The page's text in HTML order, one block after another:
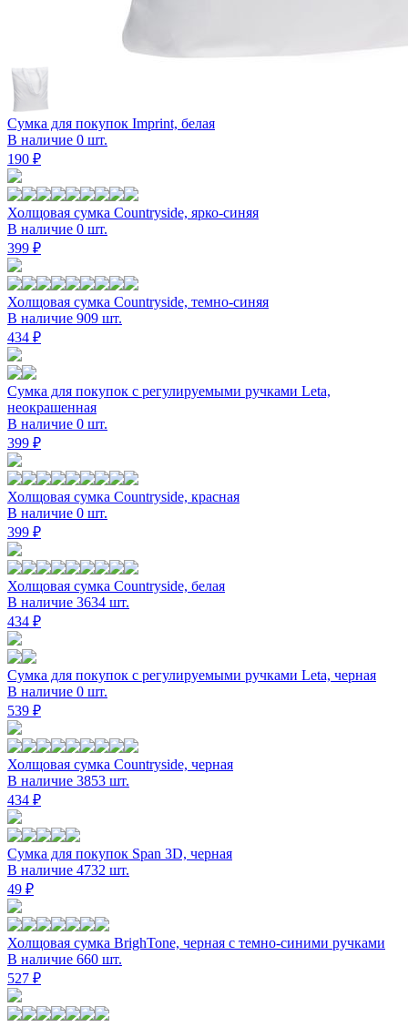
Сумка для покупок Imprint, белая
В наличие 0 шт.
190 ₽
Холщовая сумка Countryside, ярко-синяя
В наличие 0 шт.
399 ₽
Холщовая сумка Countryside, темно-синяя
В наличие 909 шт.
434 ₽
Сумка для покупок с регулируемыми ручками Leta,
неокрашенная
В наличие 0 шт.
399 ₽
Холщовая сумка Countryside, красная
В наличие 0 шт.
399 ₽
Холщовая сумка Countryside, белая
В наличие 3634 шт.
434 ₽
Сумка для покупок с регулируемыми ручками Leta, черная
В наличие 0 шт.
539 ₽
Холщовая сумка Countryside, черная
В наличие 3853 шт.
434 ₽
Сумка для покупок Span 3D, черная
В наличие 4732 шт.
49 ₽
Холщовая сумка BrighTone, черная с темно-синими ручками
В наличие 660 шт.
527 ₽